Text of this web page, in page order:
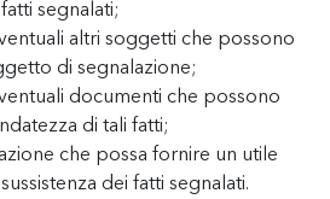
segnalati;
altri soggetti che possono
di segnalazione;
documenti che possono
di tali fatti;
che possa fornire un utile
dei fatti segnalati.